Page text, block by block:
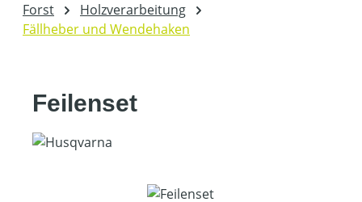
Forst
Holzverarbeitung
Fällheber und Wendehaken
Feilenset
Bildergalerie überspringen